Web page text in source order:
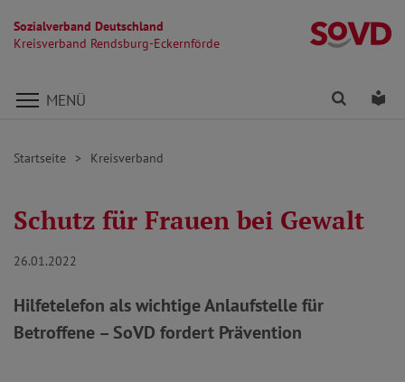
Sozialverband Deutschland
Kreisverband Rendsburg-Eckernförde
Direkt zu den Inhalten springen
MENÜ Finden
Startseite Kreisverband
Schutz für Frauen bei Gewalt
26.01.2022
Hilfetelefon als wichtige Anlaufstelle für
Betroffene – SoVD fordert Prävention